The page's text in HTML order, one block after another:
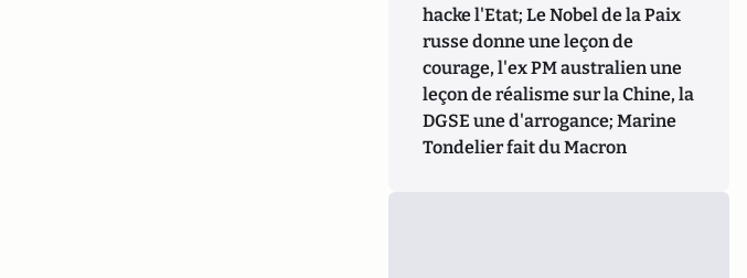
hacke l'Etat; Le Nobel de la Paix
russe donne une leçon de
courage, l'ex PM australien une
leçon de réalisme sur la Chine, la
DGSE une d'arrogance; Marine
Tondelier fait du Macron